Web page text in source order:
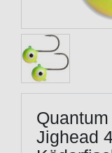
Jighead